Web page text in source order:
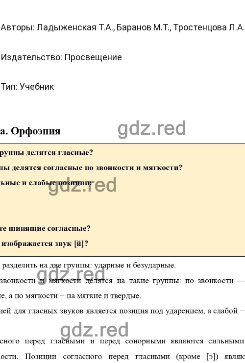
Авторы: Ладыженская Т.А., Баранов М.Т., Тростенцова Л.А.
Издательство: Просвещение
Тип: Учебник